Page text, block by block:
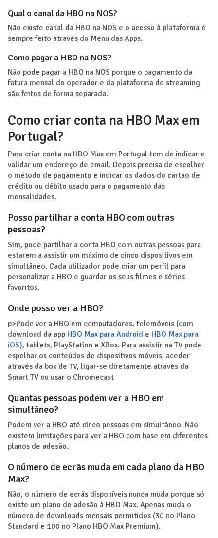
Qual o canal da HBO na NOS?
Não existe canal da HBO na NOS e o acesso à plataforma é
sempre feito através do Menu das Apps.
Como pagar a HBO na NOS?
Não pode pagar a HBO na NOS porque o pagamento da
fatura mensal do operador e da plataforma de streaming
são feitos de forma separada.
Como criar conta na HBO Max em
Portugal?
Para criar conta na HBO Max em Portugal tem de indicar e
validar um endereço de email. Depois precisa de escolher
o método de pagamento e indicar os dados do cartão de
crédito ou débito usado para o pagamento das
mensalidades.
Posso partilhar a conta HBO com outras
pessoas?
Sim, pode partilhar a conta HBO com outras pessoas para
estarem a assistir um máximo de cinco dispositivos em
simultâneo. Cada utilizador pode criar um perfil para
personalizar a HBO e guardar os seus filmes e séries
favoritos.
Onde posso ver a HBO?
p>Pode ver a HBO em computadores, telemóveis (com
download da app HBO Max para Android e HBO Max para
iOS), tablets, PlayStation e XBox. Para assistir na TV pode
espelhar os conteúdos de dispositivos móveis, aceder
através da box de TV, ligar-se diretamente através da
Smart TV ou usar o Chromecast
Quantas pessoas podem ver a HBO em
simultâneo?
Podem ver a HBO até cinco pessoas em simultâneo. Não
existem limitações para ver a HBO com base em diferentes
planos de adesão.
O número de ecrãs muda em cada plano da HBO
Max?
Não, o número de ecrãs disponíveis nunca muda porque só
existe um plano de adesão à HBO Max. Apenas muda o
número de downloads mensais permitidos (30 no Plano
Standard e 100 no Plano HBO Max Premium).